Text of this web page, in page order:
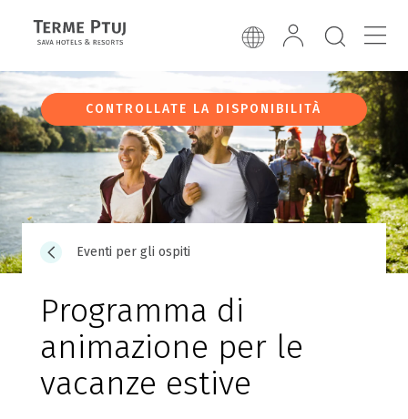
CONTROLLATE LA DISPONIBILITÀ
Eventi per gli ospiti
Programma di
animazione per le
vacanze estive